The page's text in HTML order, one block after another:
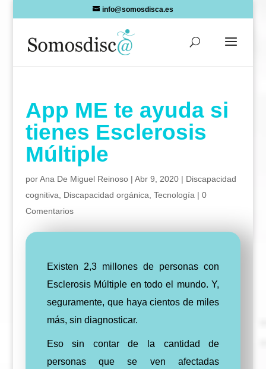
info@somosdisca.es
App ME te ayuda si
tienes Esclerosis
Múltiple
porAna De Miguel Reinoso| Abr 9, 2020| Discapacidad
cognitiva
Discapacidad orgánica Tecnología | 0
Comentarios
Existen 2,3 millones de personas con
Esclerosis Múltiple en todo el mundo. Y,
seguramente, que haya cientos de miles
más, sin diagnosticar.
Eso sin contar de la cantidad de
personas que se ven afectadas